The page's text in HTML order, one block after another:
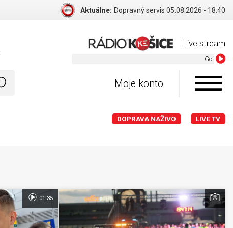
Aktuálne: Dopravný servis 05.08.2026 - 18:40
Live stream
Gotye ft Kimbra -
Moje konto
DOPRAVA NAŽIVO LIVE TV
01:35